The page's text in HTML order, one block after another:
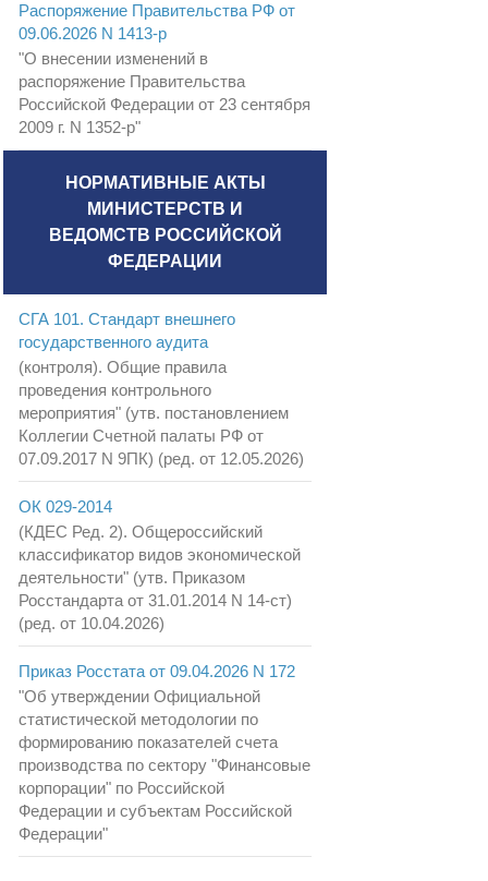
Распоряжение Правительства РФ от
09.06.2026 N 1413-р
"О внесении изменений в
распоряжение Правительства
Российской Федерации от 23 сентября
2009 г. N 1352-р"
НОРМАТИВНЫЕ АКТЫ
МИНИСТЕРСТВ И
ВЕДОМСТВ РОССИЙСКОЙ
ФЕДЕРАЦИИ
СГА 101. Стандарт внешнего
государственного аудита
(контроля). Общие правила
проведения контрольного
мероприятия" (утв. постановлением
Коллегии Счетной палаты РФ от
07.09.2017 N 9ПК) (ред. от 12.05.2026)
ОК 029-2014
(КДЕС Ред. 2). Общероссийский
классификатор видов экономической
деятельности" (утв. Приказом
Росстандарта от 31.01.2014 N 14-ст)
(ред. от 10.04.2026)
Приказ Росстата от 09.04.2026 N 172
"Об утверждении Официальной
статистической методологии по
формированию показателей счета
производства по сектору "Финансовые
корпорации" по Российской
Федерации и субъектам Российской
Федерации"